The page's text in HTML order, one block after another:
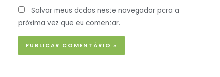
Salvar meus dados neste navegador para a
próxima vez que eu comentar.